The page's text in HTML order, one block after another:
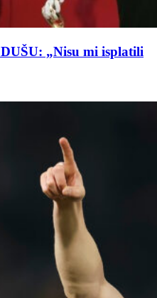
„Nisu mi isplatili